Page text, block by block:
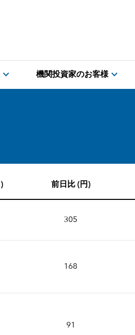
expand_more 機関投資家のお客様expand_more
前日比 (円)
305
168
91